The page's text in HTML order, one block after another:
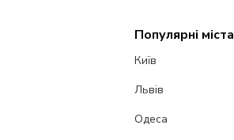
Популярні міста
Київ
Львів
Одеса